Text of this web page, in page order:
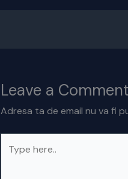
Leave a Comment
Adresa ta de email nu va fi
here..